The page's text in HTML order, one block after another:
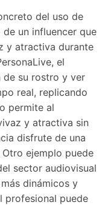
del uso de
de un influencer que
y atractiva durante
el
de su rostro y ver
real, replicando
permite al
y atractiva sin
disfrute de una
ejemplo puede
sector audiovisual
dinámicos y
profesional puede